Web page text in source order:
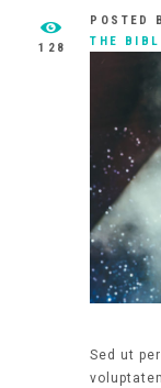
POSTED
THE
128
Sed ut